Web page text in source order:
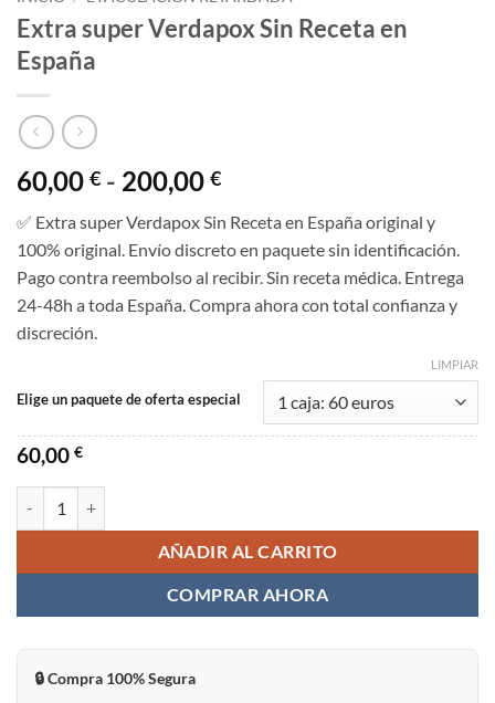
Extra super Verdapox Sin Receta en
España
60,00 € - 200,00 €Rango
precios:
desde
60,00 €
hasta
✅ Extra super Verdapox Sin Receta en España original y
100% original. Envío discreto en paquete sin identificación.
Pago contra reembolso al recibir. Sin receta médica. Entrega
24-48h a toda España. Compra ahora con total confianza y
discreción.
Elige un paquete de oferta especial
LIMPIAR
60,00 €
AÑADIR AL CARRITO
COMPRAR AHORA
🔒 Compra 100% Segura